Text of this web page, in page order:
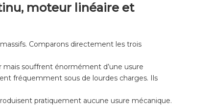
moteur linéaire et
Comparons directement les trois
souffrent énormément d’une usure
fréquemment sous de lourdes charges. Ils
pratiquement aucune usure mécanique.